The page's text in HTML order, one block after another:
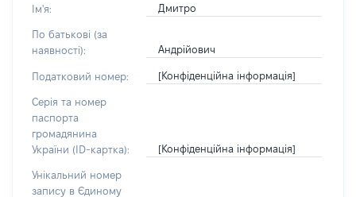
Ім'я: Дмитро
По батькові (за
наявності):
Андрійович
Податковий номер: [Конфіденційна інформація]
Серія та номер
паспорта
громадянина
України (ID-картка):
[Конфіденційна інформація]
Унікальний номер
запису в Єдиному